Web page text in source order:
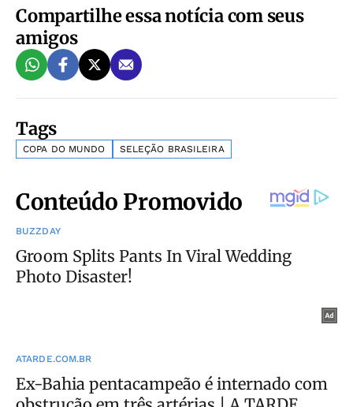
Compartilhe essa notícia com seus
amigos
Tags
COPA DO MUNDO SELEÇÃO BRASILEIRA